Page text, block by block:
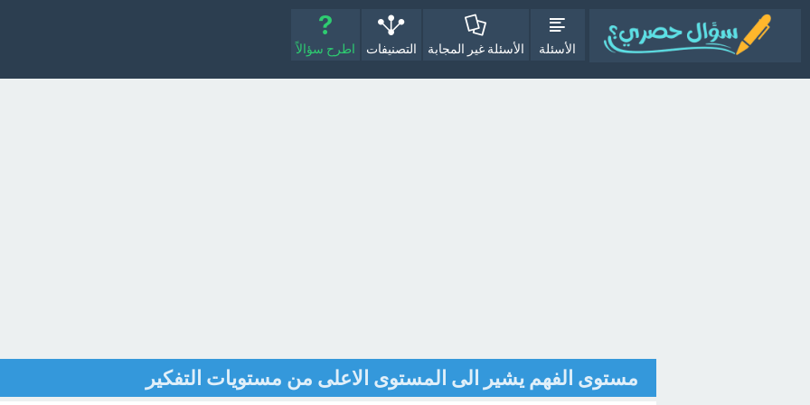
الأسئلة الأسئلة غير المجابة التصنيفات اطرح سؤالاً
مستوى الفهم يشير الى المستوى الاعلى من مستويات التفكير